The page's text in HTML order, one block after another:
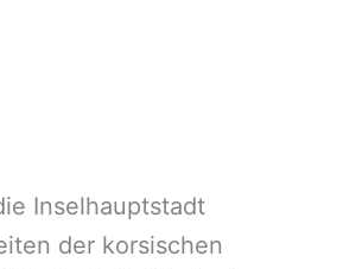
Inselhauptstadt
der korsischen